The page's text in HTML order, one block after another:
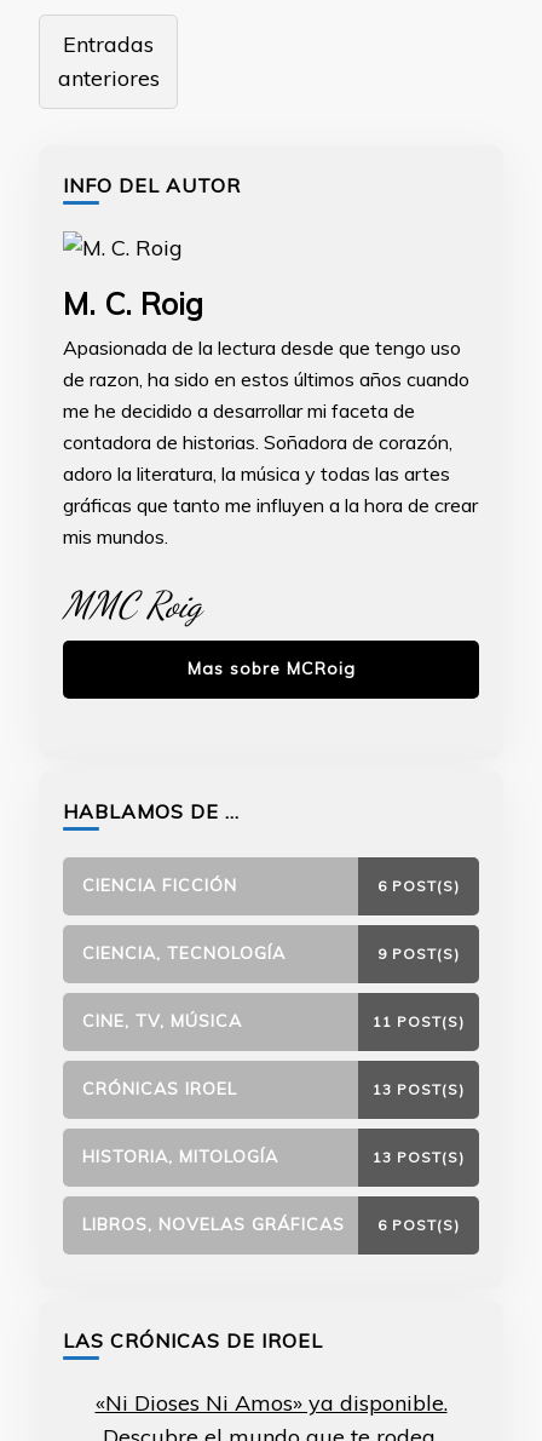
Navegación
de
entradas
Entradas
anteriores
INFO DEL AUTOR
M. C. Roig
Apasionada de la lectura desde que tengo uso
de razon, ha sido en estos últimos años cuando
me he decidido a desarrollar mi faceta de
contadora de historias. Soñadora de corazón,
adoro la literatura, la música y todas las artes
gráficas que tanto me influyen a la hora de crear
mis mundos.
MMC Roig
Mas sobre MCRoig
HABLAMOS DE …
CIENCIA FICCIÓN 6 POST(S)
CIENCIA, TECNOLOGÍA 9 POST(S)
CINE, TV, MÚSICA 11 POST(S)
CRÓNICAS IROEL 13 POST(S)
HISTORIA, MITOLOGÍA 13 POST(S)
LIBROS, NOVELAS GRÁFICAS 6 POST(S)
LAS CRÓNICAS DE IROEL
«Ni Dioses Ni Amos» ya disponible.